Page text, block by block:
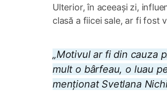
Ulterior, în aceeași zi,
clasă a fiicei sale, ar fi fost
„Motivul ar fi din cauza
mult o bârfeau, o luau
menționat Svetlana